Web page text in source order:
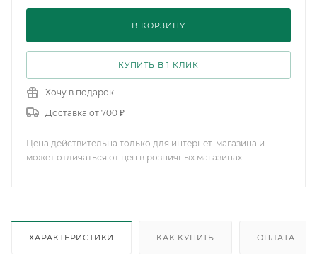
В КОРЗИНУ
КУПИТЬ В 1 КЛИК
Хочу в подарок
Доставка от 700 ₽
Цена действительна только для интернет-магазина и
может отличаться от цен в розничных магазинах
ХАРАКТЕРИСТИКИ КАК КУПИТЬ ОПЛАТА